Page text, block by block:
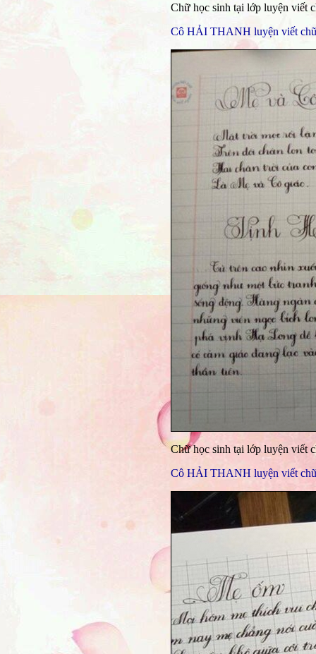
Chữ học sinh tại lớp luyện viết
Cô HẢI THANH luyện viết
Chữ học sinh tại lớp luyện viết
Cô HẢI THANH luyện viết